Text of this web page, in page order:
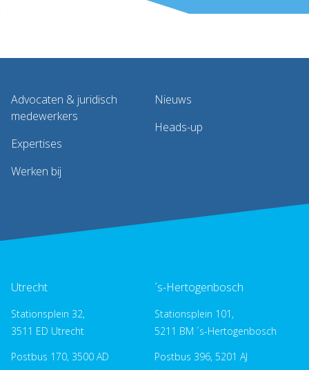
Advocaten & juridisch
medewerkers
Expertises
Werken bij
Nieuws
Heads-up
Utrecht
Stationsplein 32,
3511 ED Utrecht
Postbus 170, 3500 AD
´s-Hertogenbosch
Stationsplein 101,
5211 BM ´s-Hertogenbosch
Postbus 396, 5201 AJ